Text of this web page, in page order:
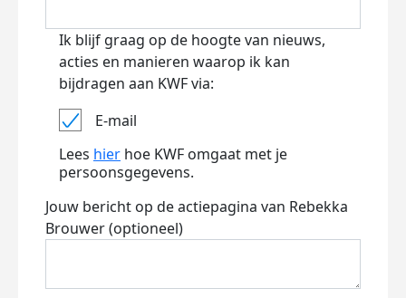
Ik blijf graag op de hoogte van nieuws,
acties en manieren waarop ik kan
bijdragen aan KWF via:
E-mail
Lees hier hoe KWF omgaat met je
persoonsgegevens.
Jouw bericht op de actiepagina van Rebekka
Brouwer (optioneel)